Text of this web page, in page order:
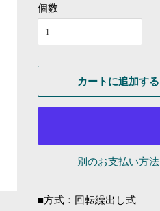
個数
カートに追加する
別のお支払い方法
■方式：回転繰出し式